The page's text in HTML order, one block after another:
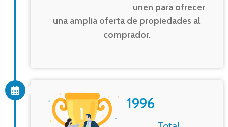
unen para ofrecer
una amplia oferta de propiedades al
comprador.
1996